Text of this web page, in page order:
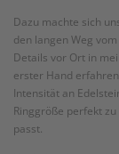
Dazu machte sich
den langen Weg
Details vor Ort in
erster Hand
Intensität an
Ringgröße perfekt
passt.